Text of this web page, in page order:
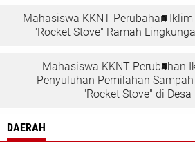
Mahasiswa KKNT Perubahan
"Rocket Stove" Ramah
Mahasiswa KKNT Perubahan
Penyuluhan Pemilahan
"Rocket Stove" di
DAERAH